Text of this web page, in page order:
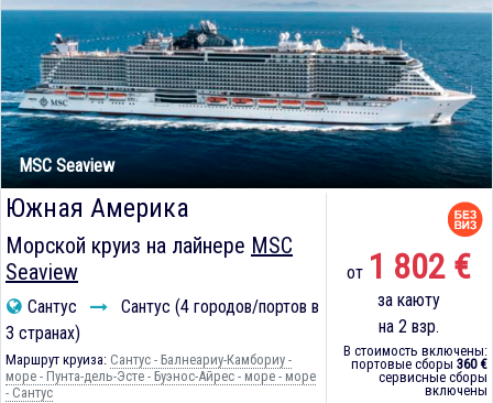
MSC Seaview
Южная Америка
Морской круиз на лайнере MSC
Seaview
Сантус
Сантус (4 городов/портов в
3 странах)
Маршрут круиза: Сантус - Балнеариу-Камбориу -
море - Пунта-дель-Эсте - Буэнос-Айрес - море - море
- Сантус
от 1 802 €
за каюту
на 2 взр.
В стоимость включены:
портовые сборы 360 €
сервисные сборы
включены